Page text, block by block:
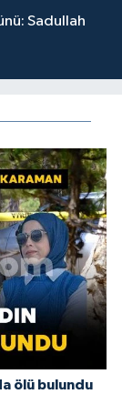
Sadullah
ölü bulundu